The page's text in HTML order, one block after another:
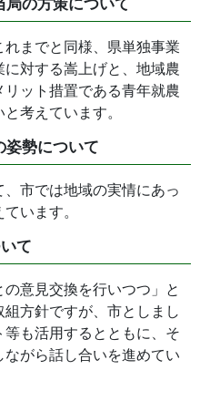
局の方策について
までと同様、県単独事業
対する嵩上げと、地域農
ット措置である青年就農
考えています。
姿勢について
市では地域の実情にあっ
います。
て
意見交換を行いつつ」と
方針ですが、市としまし
も活用するとともに、そ
がら話し合いを進めてい